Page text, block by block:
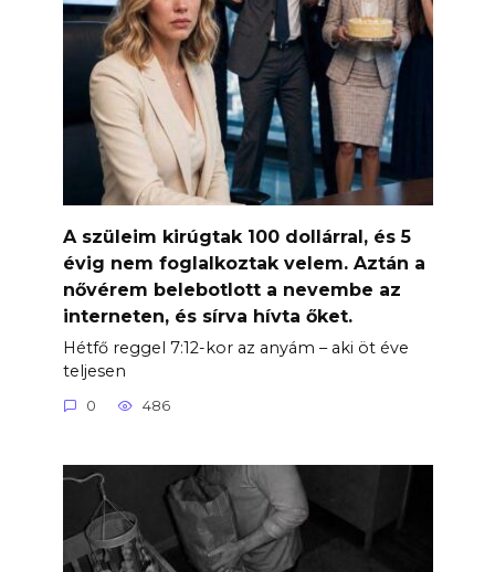
A szüleim kirúgtak 100 dollárral, és 5
évig nem foglalkoztak velem. Aztán a
nővérem belebotlott a nevembe az
interneten, és sírva hívta őket.
Hétfő reggel 7:12-kor az anyám – aki öt éve
teljesen
0 486